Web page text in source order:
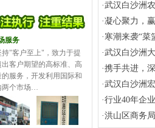
服务
"客户至上"，致力于提
出客户期望的高标准、高
的服务，开发利用国际和
两个市场…
·武汉白沙洲
·凝心聚力，
·寒潮来袭“菜
·武汉白沙洲
·携手共进，
·武汉白沙洲
·行业40年企
·洪山区商务